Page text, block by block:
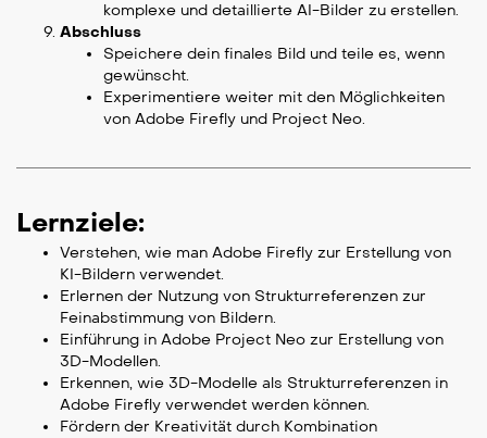
komplexe und detaillierte AI-Bilder zu erstellen.
Abschluss
Speichere dein finales Bild und teile es, wenn
gewünscht.
Experimentiere weiter mit den Möglichkeiten
von Adobe Firefly und Project Neo.
Lernziele:
Verstehen, wie man Adobe Firefly zur Erstellung von
KI-Bildern verwendet.
Erlernen der Nutzung von Strukturreferenzen zur
Feinabstimmung von Bildern.
Einführung in Adobe Project Neo zur Erstellung von
3D-Modellen.
Erkennen, wie 3D-Modelle als Strukturreferenzen in
Adobe Firefly verwendet werden können.
Fördern der Kreativität durch Kombination